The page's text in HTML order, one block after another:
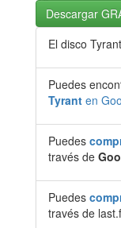
Descargar
El disco
Puedes
Tyrant en
Puedes
través de
Puedes
través de